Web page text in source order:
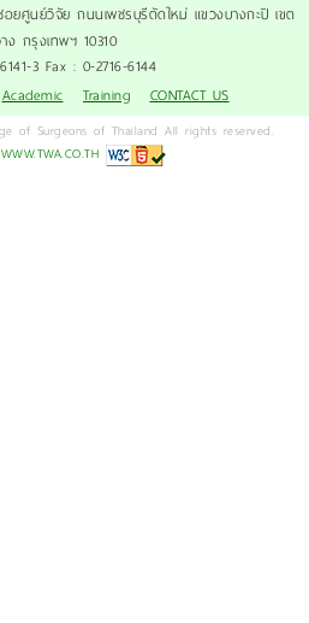
ยศูนย์วิจัย ถนนเพชรบุรีตัดใหม่ แขวงบางกะปิ เขต
ง กรุงเทพฯ 10310
3 Fax : 0-2716-6144
Academic Training CONTACT US
of Surgeons of Thailand All rights reserved.
WWW.TWA.CO.TH